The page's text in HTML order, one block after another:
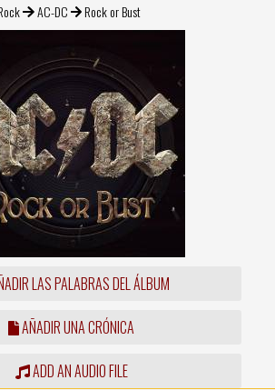
AC-DC Rock or Bust
LAS PALABRAS DEL ÁLBUM
AÑADIR UNA CRÓNICA
ADD AN AUDIO FILE